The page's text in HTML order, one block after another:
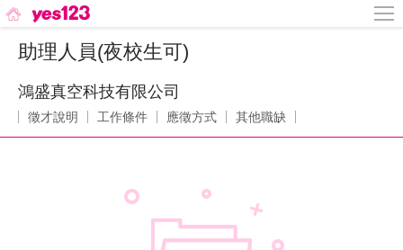
助理人員(夜校生可)
鴻盛真空科技有限公司
徵才說明 工作條件 應徵方式 其他職缺